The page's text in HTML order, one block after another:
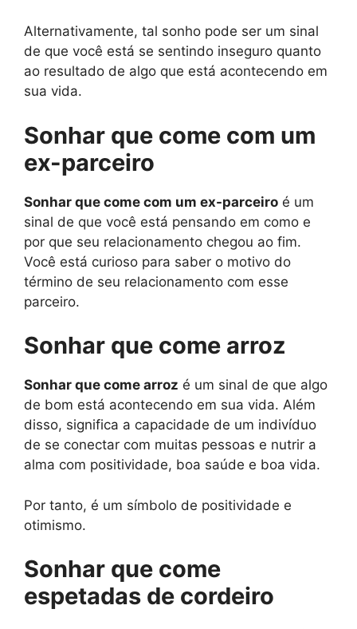
Alternativamente, tal sonho pode ser um sinal
de que você está se sentindo inseguro quanto
ao resultado de algo que está acontecendo em
sua vida.
Sonhar que come com um
ex-parceiro
Sonhar que come com um ex-parceiro é um
sinal de que você está pensando em como e
por que seu relacionamento chegou ao fim.
Você está curioso para saber o motivo do
término de seu relacionamento com esse
parceiro.
Sonhar que come arroz
Sonhar que come arroz é um sinal de que algo
de bom está acontecendo em sua vida. Além
disso, significa a capacidade de um indivíduo
de se conectar com muitas pessoas e nutrir a
alma com positividade, boa saúde e boa vida.
Por tanto, é um símbolo de positividade e
otimismo.
Sonhar que come
espetadas de cordeiro